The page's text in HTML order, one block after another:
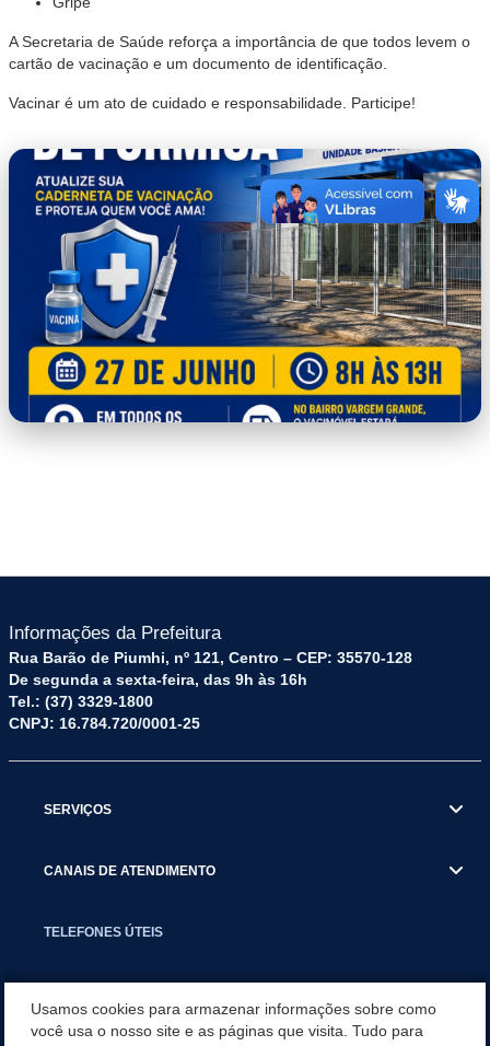
A Secretaria de Saúde reforça a importância de que todos levem o
cartão de vacinação e um documento de identificação.
Vacinar é um ato de cuidado e responsabilidade. Participe!
Informações da Prefeitura
Rua Barão de Piumhi, nº 121, Centro – CEP: 35570-128
De segunda a sexta-feira, das 9h às 16h
Tel.: (37) 3329-1800
CNPJ: 16.784.720/0001-25
SERVIÇOS
CANAIS DE ATENDIMENTO
TELEFONES ÚTEIS
Usamos cookies para armazenar informações sobre como
você usa o nosso site e as páginas que visita. Tudo para